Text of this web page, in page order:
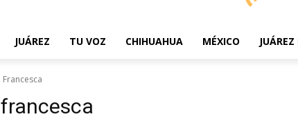
JUÁREZ TU VOZ CHIHUAHUA MÉXICO
Francesca
francesca